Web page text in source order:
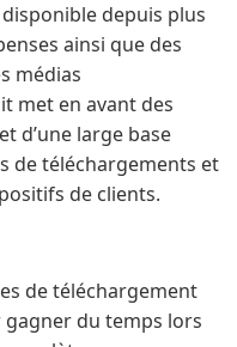
depuis plus
ainsi que des
médias
met en avant des
d’une large base
de téléchargements et
de clients.
de téléchargement
gagner du temps lors